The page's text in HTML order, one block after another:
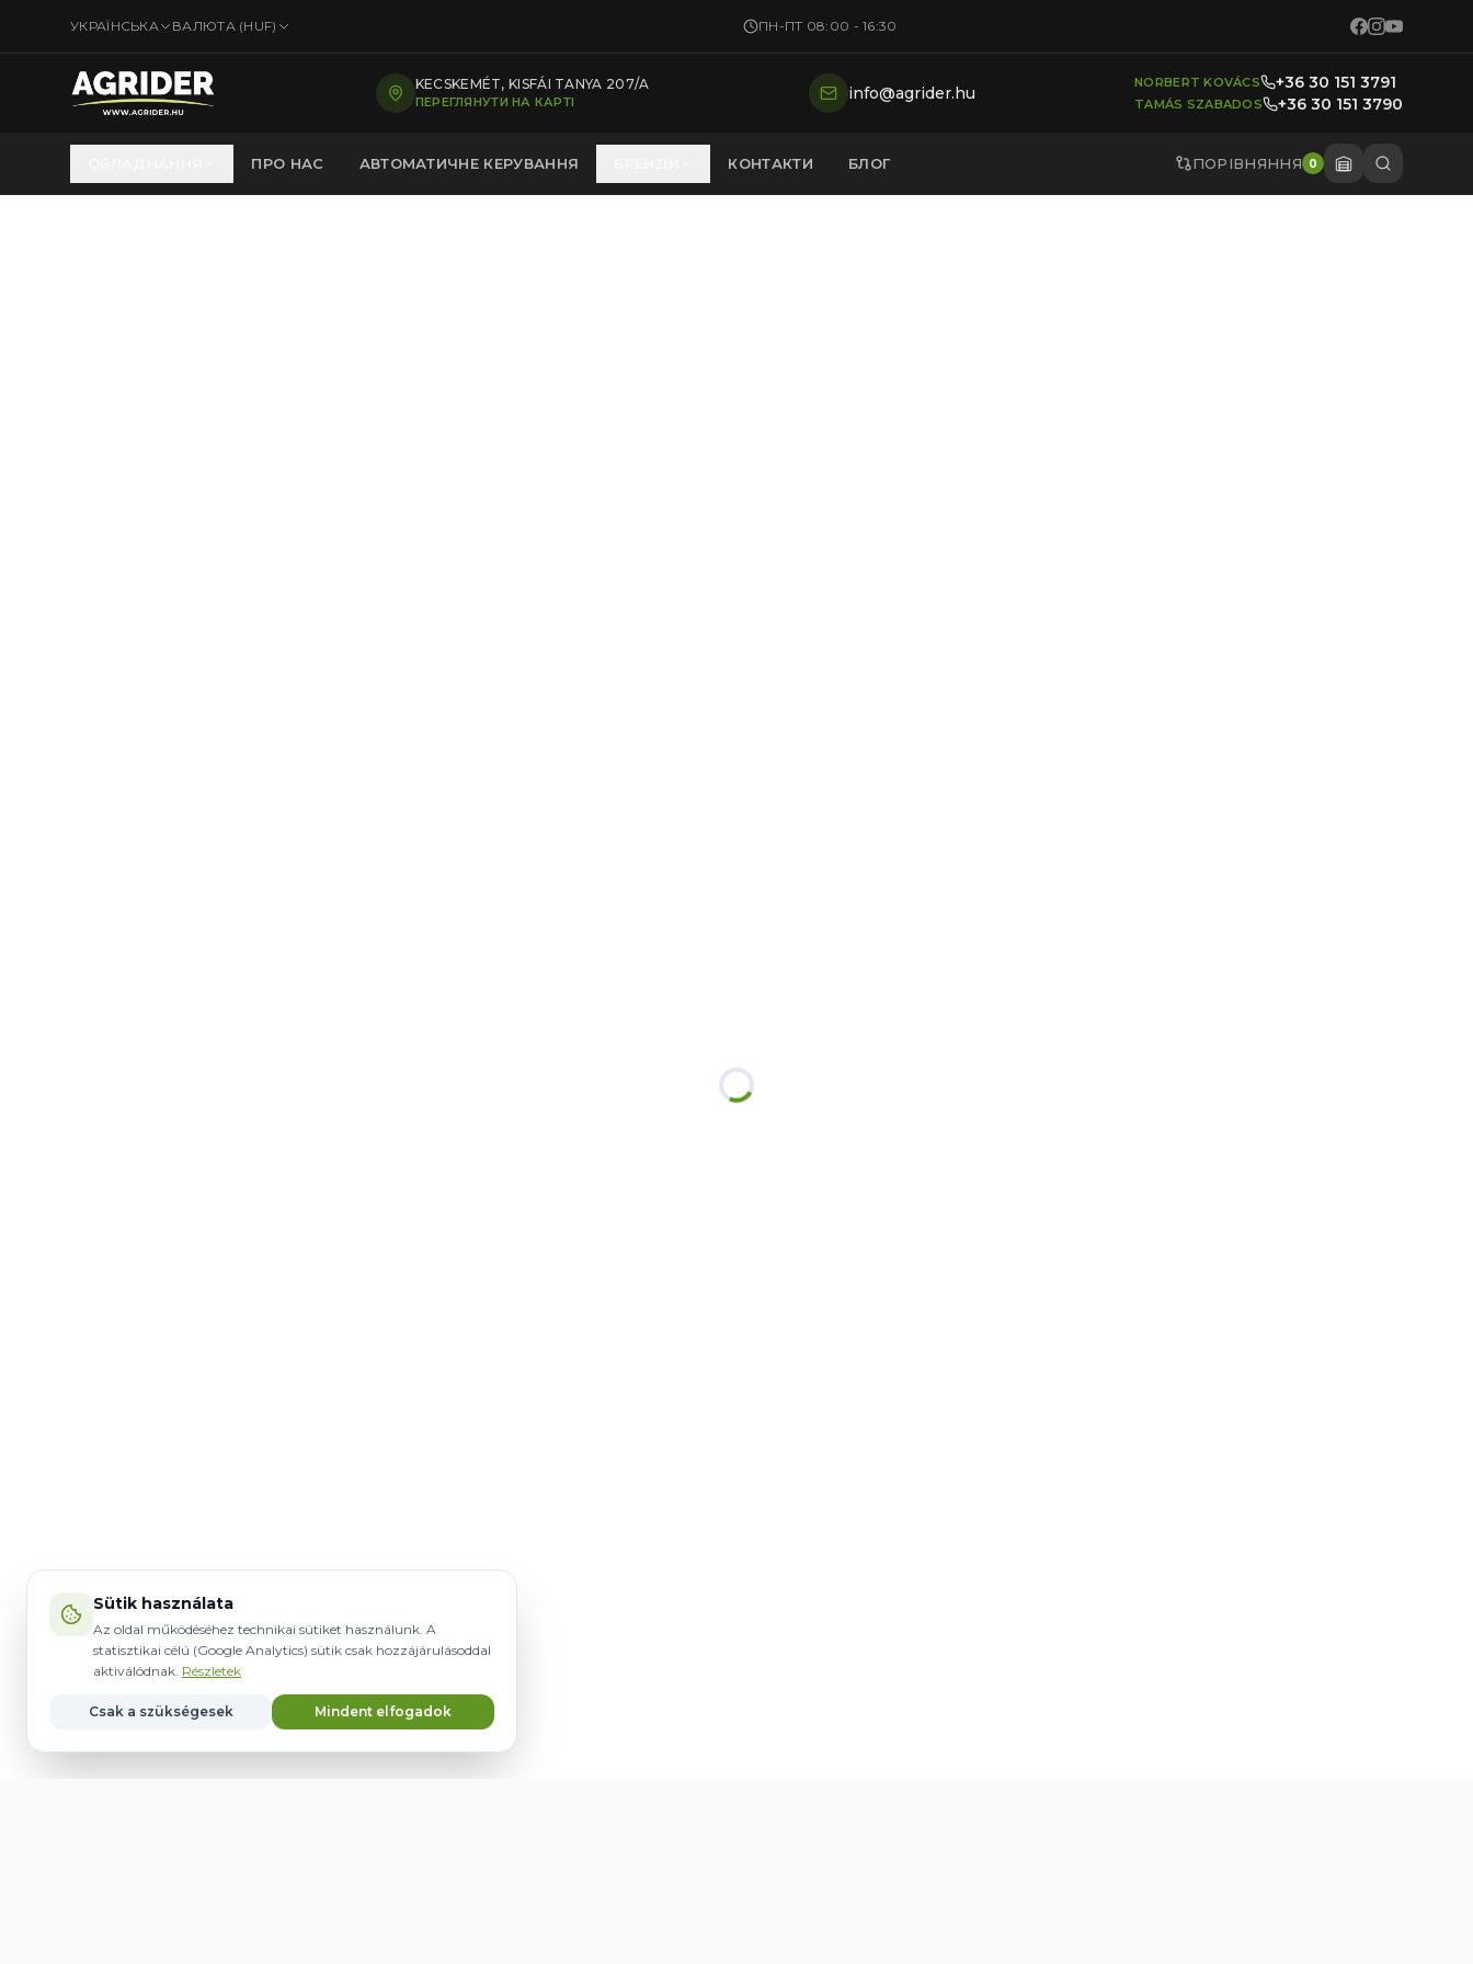
УКРАЇНСЬКА ВАЛЮТА (HUF) ПН-ПТ 08:00 - 16:30
KECSKEMÉT, KISFÁI TANYA 207/A
ПЕРЕГЛЯНУТИ НА КАРТІ info@agrider.hu
NORBERT KOVÁCS +36 30 151 3791
TAMÁS SZABADOS +36 30 151 3790
ПРО НАС АВТОМАТИЧНЕ КЕРУВАННЯ КОНТАКТИ БЛОГ ПОРІВНЯННЯ 0
Sütik használata
Az oldal működéséhez technikai sütiket használunk. A
statisztikai célú (Google Analytics) sütik csak hozzájárulásoddal
aktiválódnak. Részletek
Csak a szükségesek Mindent elfogadok